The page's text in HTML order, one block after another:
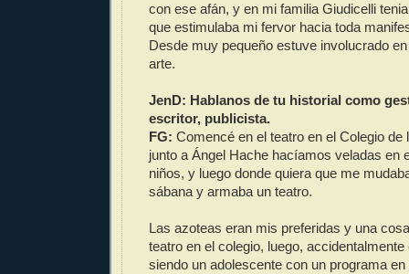
con ese afán, y en mi familia Giudicelli
que estimulaba mi fervor hacia toda
Desde muy pequeño estuve involucrado
arte.
JenD: Hablanos de tu historial como
escritor, publicista.
FG: Comencé en el teatro en el Colegio de
junto a Ángel Hache hacíamos veladas en
niños, y luego donde quiera que me
sábana y armaba un teatro.
Las azoteas eran mis preferidas y una
teatro en el colegio, luego,
siendo un adolescente con un programa